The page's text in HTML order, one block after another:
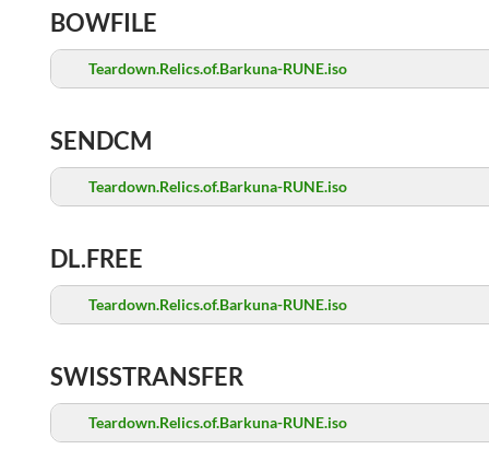
BOWFILE
Teardown.Relics.of.Barkuna-RUNE.iso
SENDCM
Teardown.Relics.of.Barkuna-RUNE.iso
DL.FREE
Teardown.Relics.of.Barkuna-RUNE.iso
SWISSTRANSFER
Teardown.Relics.of.Barkuna-RUNE.iso